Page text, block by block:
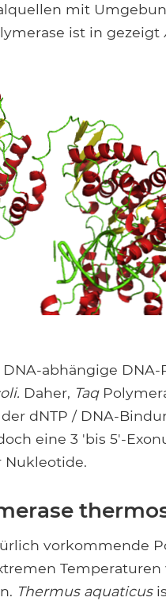
mit
ist in gezeigt
abhängige
Daher, Taq
dNTP / DNA-
eine 3 'bis 5'-
Nukleotide.
vorkommende
Thermus aquaticus